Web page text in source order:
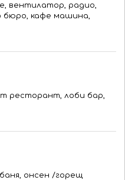
вентилатор, радио,
бюро, кафе машина,
ресторант, лоби бар,
онсен /горещ